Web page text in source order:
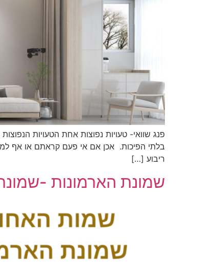
פנג שוואי- טעויות נפוצות אחת הטעויות
בלתי הפיכות. אכן אם אי פעם קראתם או אף
ריבוע […]
שמונת הארמונות -